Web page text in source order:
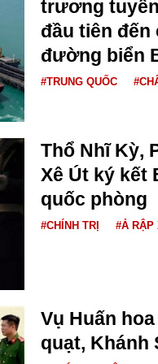
trương
đầu tiên đến
đường biển
#TRUNG QUỐC
Thổ Nhĩ Kỳ,
Xê Út ký kết
quốc phòng
#CHÍNH TRỊ #Ả RẬP
Vụ Huấn
quạt, Khánh